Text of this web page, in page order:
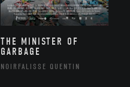
THE MINISTER OF
GARBAGE
NOIRFALISSE QUENTIN